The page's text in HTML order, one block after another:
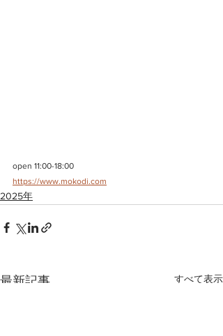
open 11:00-18:00
https://www.mokodi.com
2025年
最新記事 すべて表示